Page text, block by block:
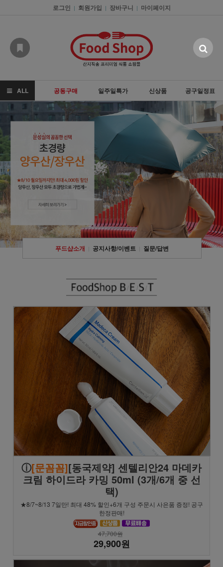
로그인 | 회원가입 | 장바구니 | 마이페이지
ALL 공동구매 일주일특가 신상품 공구일정표
푸드샵소개 공지사항/이벤트 질문/답변
ⓘ[문꼼꼼][동국제약] 센텔리안24 마데카
크림 하이드라 카밍 50ml (3개/6개 중 선
택)
★8/7~8/13 7일만! 최대 48% 할인+6개 구성 주문시 사은품 증정! 공구
한정판매!
47,700원
29,900원